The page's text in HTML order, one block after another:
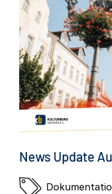
News Update